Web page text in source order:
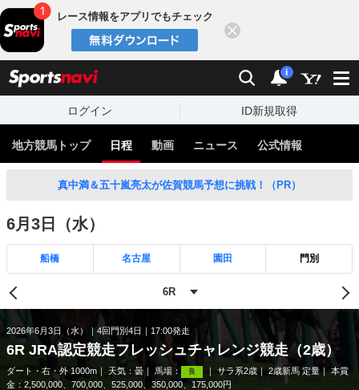
レース情報をアプリでもチェック
検索 通知
i
ログイン ID新規取得
地方競馬トップ 日程 動画 ニュース 公式情報
真中満＆五十嵐亮太が佐賀競馬予想に挑戦！（PR）
6月3日（水）
船橋 名古屋 園田 門別
2026年6月3日（水） 4回門別4日 17:00発走
6R JRA認定競走フレッシュチャレンジ競走（2歳）
ダート・右・外 1000m 天気： 曇 馬場： 良 サラ系2歳 2歳新馬 定量
本賞
金：2,500,000、700,000、525,000、350,000、175,000円